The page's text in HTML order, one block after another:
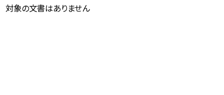
対象の文書はありません